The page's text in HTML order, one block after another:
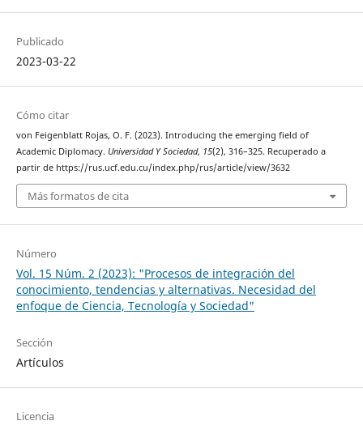
Publicado
2023-03-22
Cómo citar
von Feigenblatt Rojas, O. F. (2023). Introducing the emerging field of
Academic Diplomacy. Universidad Y Sociedad, 15(2), 316–325. Recuperado a
partir de https://rus.ucf.edu.cu/index.php/rus/article/view/3632
Más formatos de cita
Número
Vol. 15 Núm. 2 (2023): "Procesos de integración del
conocimiento, tendencias y alternativas. Necesidad del
enfoque de Ciencia, Tecnología y Sociedad"
Sección
Artículos
Licencia